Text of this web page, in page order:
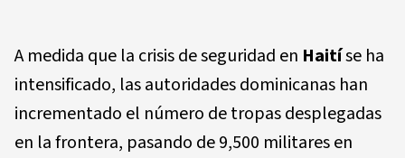
A medida que la crisis de seguridad en Haitíse ha
intensificado, las autoridades dominicanas han
incrementado el número de tropas desplegadas
en la frontera, pasando de 9,500 militares en